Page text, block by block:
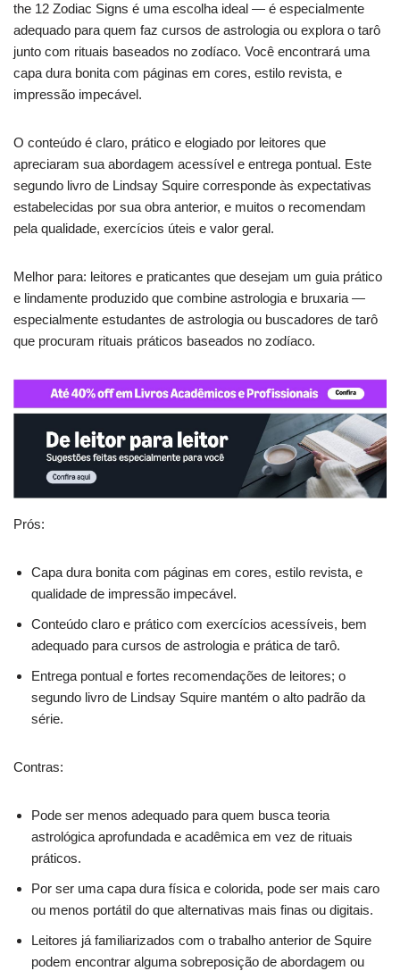
the 12 Zodiac Signs é uma escolha ideal — é especialmente
adequado para quem faz cursos de astrologia ou explora o tarô
junto com rituais baseados no zodíaco. Você encontrará uma
capa dura bonita com páginas em cores, estilo revista, e
impressão impecável.
O conteúdo é claro, prático e elogiado por leitores que
apreciaram sua abordagem acessível e entrega pontual. Este
segundo livro de Lindsay Squire corresponde às expectativas
estabelecidas por sua obra anterior, e muitos o recomendam
pela qualidade, exercícios úteis e valor geral.
Melhor para: leitores e praticantes que desejam um guia prático
e lindamente produzido que combine astrologia e bruxaria —
especialmente estudantes de astrologia ou buscadores de tarô
que procuram rituais práticos baseados no zodíaco.
Prós:
Capa dura bonita com páginas em cores, estilo revista, e
qualidade de impressão impecável.
Conteúdo claro e prático com exercícios acessíveis, bem
adequado para cursos de astrologia e prática de tarô.
Entrega pontual e fortes recomendações de leitores; o
segundo livro de Lindsay Squire mantém o alto padrão da
série.
Contras:
Pode ser menos adequado para quem busca teoria
astrológica aprofundada e acadêmica em vez de rituais
práticos.
Por ser uma capa dura física e colorida, pode ser mais caro
ou menos portátil do que alternativas mais finas ou digitais.
Leitores já familiarizados com o trabalho anterior de Squire
podem encontrar alguma sobreposição de abordagem ou